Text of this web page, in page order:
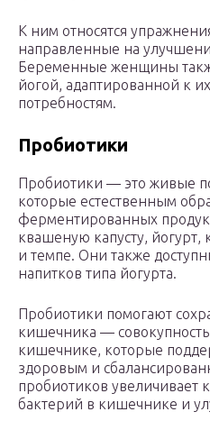
К ним относятся
направленные на
Беременные женщины
йогой, адаптированной к
потребностям.
Пробиотики
Пробиотики — это живые
которые естественным
ферментированных
квашеную капусту,
и темпе. Они также
напитков типа йогурта.
Пробиотики помогают
кишечника —
кишечнике, которые
здоровым и
пробиотиков увеличивает
бактерий в кишечнике и